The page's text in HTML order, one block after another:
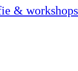
& workshops